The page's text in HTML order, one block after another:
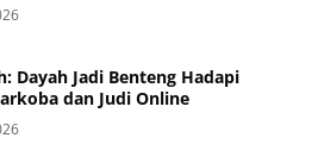
Dayah Jadi Benteng Hadapi
dan Judi Online